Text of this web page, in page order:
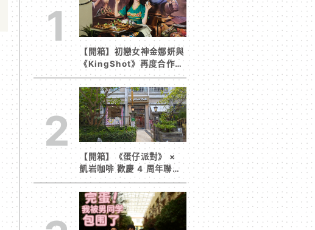
1
【開箱】初戀女神金娜妍與
《KingShot》再度合作！
攜手焦糖楓、柒息地推出
「國王燒烤節」活動
2
【開箱】《蛋仔派對》 ×
凱岩咖啡 歡慶 4 周年聯名
活動